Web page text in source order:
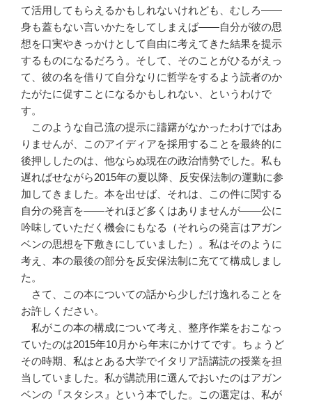
て活用してもらえるかもしれないけれども、むしろ――
身も蓋もない言いかたをしてしまえば――自分が彼の思
想を口実やきっかけとして自由に考えてきた結果を提示
するものになるだろう。そして、そのことがひるがえっ
て、彼の名を借りて自分なりに哲学をするよう読者のか
たがたに促すことになるかもしれない、というわけで
す。
このような自己流の提示に躊躇がなかったわけではあ
りませんが、このアイディアを採用することを最終的に
後押ししたのは、他ならぬ現在の政治情勢でした。私も
遅ればせながら2015年の夏以降、反安保法制の運動に参
加してきました。本を出せば、それは、この件に関する
自分の発言を――それほど多くはありませんが――公に
吟味していただく機会にもなる（それらの発言はアガン
ベンの思想を下敷きにしていました）。私はそのように
考え、本の最後の部分を反安保法制に充てて構成しまし
た。
さて、この本についての話から少しだけ逸れることを
お許しください。
私がこの本の構成について考え、整序作業をおこなっ
ていたのは2015年10月から年末にかけてです。ちょうど
その時期、私はとある大学でイタリア語講読の授業を担
当していました。私が講読用に選んでおいたのはアガン
ベンの『スタシス』という本でした。この選定は、私が